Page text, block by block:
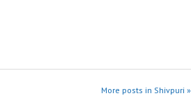
More posts in Shivpuri »